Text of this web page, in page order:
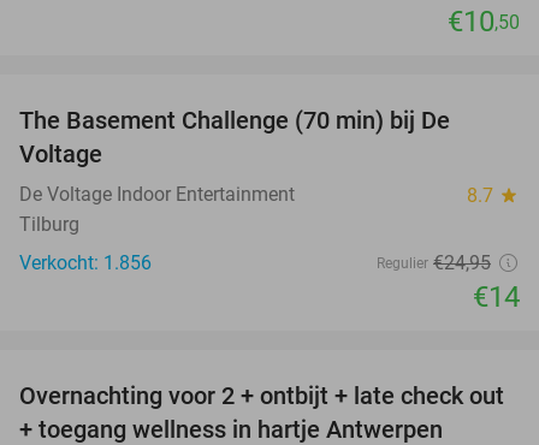
€10,50
The Basement Challenge (70 min) bij De
Voltage
De Voltage Indoor Entertainment 8.7 star
Tilburg
Verkocht: 1.856
Regulier €24,95
€14
59%
Overnachting voor 2 + ontbijt + late check out
+ toegang wellness in hartje Antwerpen